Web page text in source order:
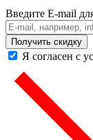
Введите E-mail
Получить скидку
Я согласен с